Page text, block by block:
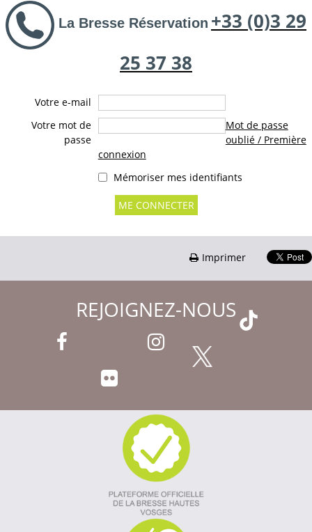
La Bresse Réservation +33 (0)3 29
25 37 38
Votre e-mail
Votre mot de
passe
Mot de passe
oublié / Première
connexion
Mémoriser mes identifiants
Imprimer
REJOIGNEZ-NOUS